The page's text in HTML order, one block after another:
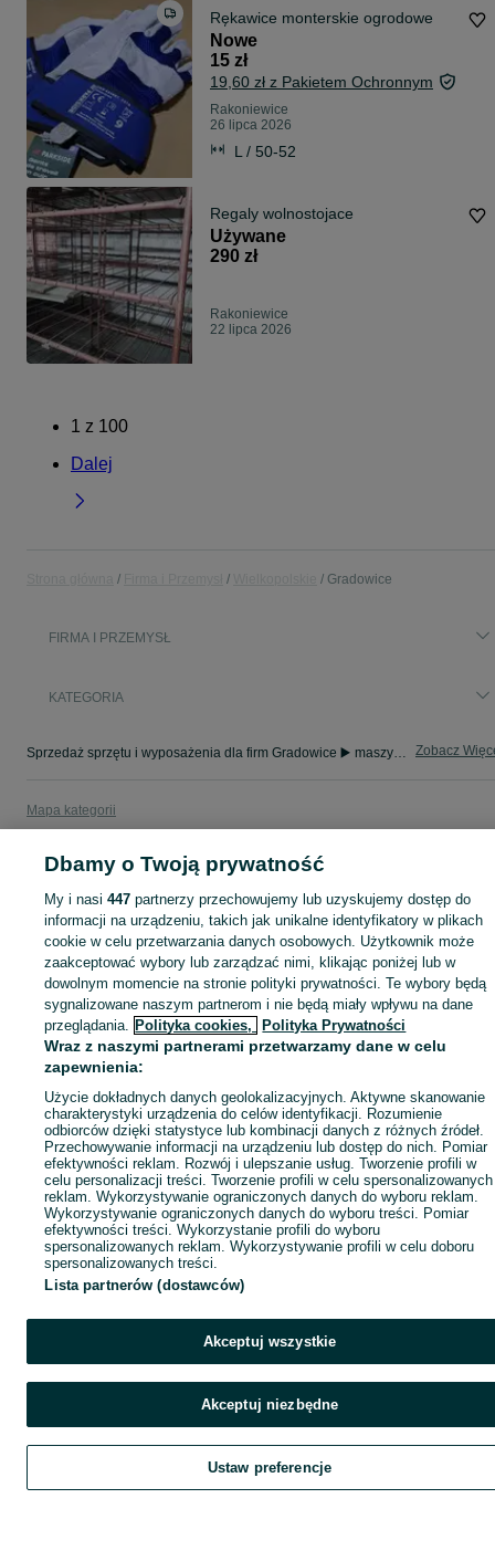
Rękawice monterskie ogrodowe
Nowe
15 zł
19,60 zł z Pakietem Ochronnym
Rakoniewice
26 lipca 2026
L / 50-52
Regaly wolnostojace
Używane
290 zł
Rakoniewice
22 lipca 2026
1 z 100
Dalej
Gradowice
FIRMA I PRZEMYSŁ
KATEGORIA
Sprzedaż sprzętu i wyposażenia dla firm Gradowice ▶️ maszyny, biuro i inne ✅ Nowe i używane w atrakcyjnych cenach ✌ Sprawdź oferty na OLX.pl! Zobacz
Mapa kategorii
Mapa ministron
Popularne wyszukiwania
Szukaj Obserwujesz Dodaj Czat
Dbamy o Twoją prywatność
My i nasi447 partnerzy przechowujemy lub uzyskujemy dostęp do
informacji na urządzeniu, takich jak unikalne identyfikatory w plikach
cookie w celu przetwarzania danych osobowych. Użytkownik może
zaakceptować wybory lub zarządzać nimi, klikając poniżej lub w
dowolnym momencie na stronie polityki prywatności. Te wybory będą
sygnalizowane naszym partnerom i nie będą miały wpływu na dane
przeglądania. Polityka cookies, Polityka Prywatności
Wraz z naszymi partnerami przetwarzamy dane w celu
zapewnienia:
Użycie dokładnych danych geolokalizacyjnych. Aktywne skanowanie
charakterystyki urządzenia do celów identyfikacji. Rozumienie
odbiorców dzięki statystyce lub kombinacji danych z różnych źródeł.
Przechowywanie informacji na urządzeniu lub dostęp do nich. Pomiar
efektywności reklam. Rozwój i ulepszanie usług. Tworzenie profili w
celu personalizacji treści. Tworzenie profili w celu spersonalizowanych
reklam. Wykorzystywanie ograniczonych danych do wyboru reklam.
Wykorzystywanie ograniczonych danych do wyboru treści. Pomiar
efektywności treści. Wykorzystanie profili do wyboru
spersonalizowanych reklam. Wykorzystywanie profili w celu doboru
spersonalizowanych treści.
Lista partnerów (dostawców)
Akceptuj wszystkie
Akceptuj niezbędne
Ustaw preferencje